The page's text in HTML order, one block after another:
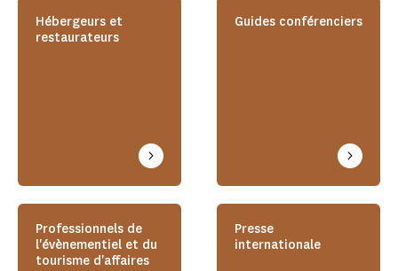
Hébergeurs et
restaurateurs
Guides conférenciers
Professionnels de
l'évènementiel et du
tourisme d'affaires
Presse
internationale